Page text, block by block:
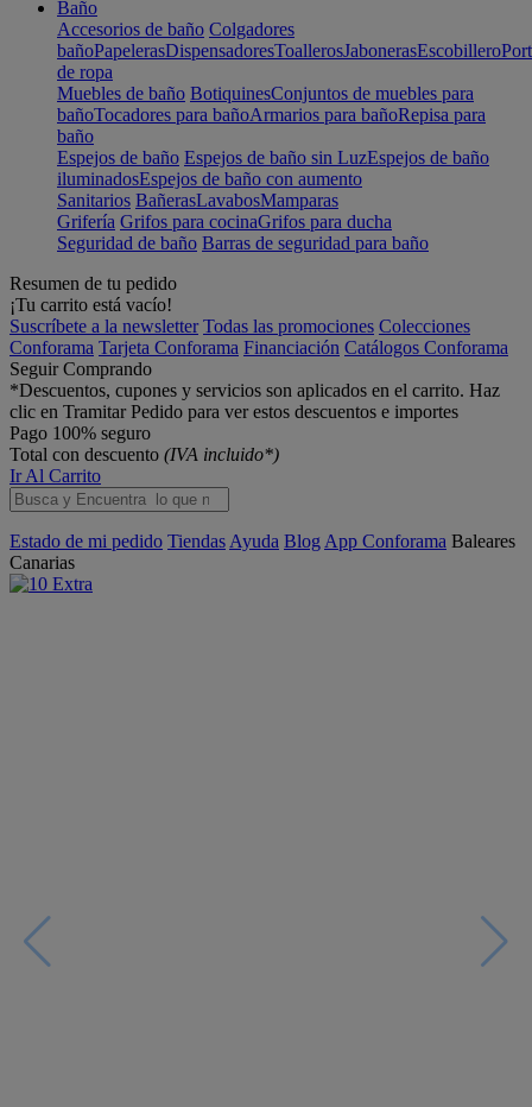
Baño
Accesorios de baño Colgadores
bañoPapelerasDispensadoresToallerosJabonerasEscobillero
de ropa
Muebles de baño BotiquinesConjuntos de muebles para
bañoTocadores para bañoArmarios para bañoRepisa para
baño
Espejos de baño Espejos de baño sin LuzEspejos de baño
iluminadosEspejos de baño con aumento
Sanitarios BañerasLavabosMamparas
Grifería Grifos para cocinaGrifos para ducha
Seguridad de baño Barras de seguridad para baño
Resumen de tu pedido
¡Tu carrito está vacío!
Suscríbete a la newsletter Todas las promociones Colecciones
Conforama Tarjeta Conforama Financiación Catálogos Conforama
Seguir Comprando
*Descuentos, cupones y servicios son aplicados en el carrito. Haz
clic en Tramitar Pedido para ver estos descuentos e importes
Pago 100% seguro
Total con descuento (IVA incluido*)
Ir Al Carrito
Estado de mi pedido Tiendas Ayuda Blog App Conforama Baleares
Canarias